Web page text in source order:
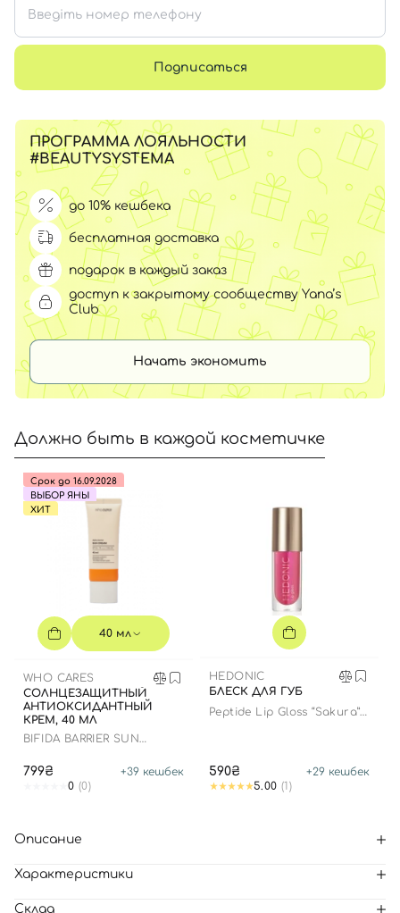
Подписаться
ПРОГРАММА ЛОЯЛЬНОСТИ
#BEAUTYSYSTEMA
до 10% кешбека
бесплатная доставка
подарок в каждый заказ
доступ к закрытому сообществу Yana’s
Club
Начать экономить
Должно быть в каждой косметичке
Срок до 16.09.2028
ВЫБОР ЯНЫ
ХИТ
40 мл
WHO CARES
СОЛНЦЕЗАЩИТНЫЙ
АНТИОКСИДАНТНЫЙ
КРЕМ, 40 МЛ
BIFIDA BARRIER SUN
799₴ +39 кешбек
0 (0)
HEDONIC
БЛЕСК ДЛЯ ГУБ
Peptide Lip Gloss “Sakura”
590₴ +29 кешбек
5.00 (1)
Описание
Характеристики
Склад